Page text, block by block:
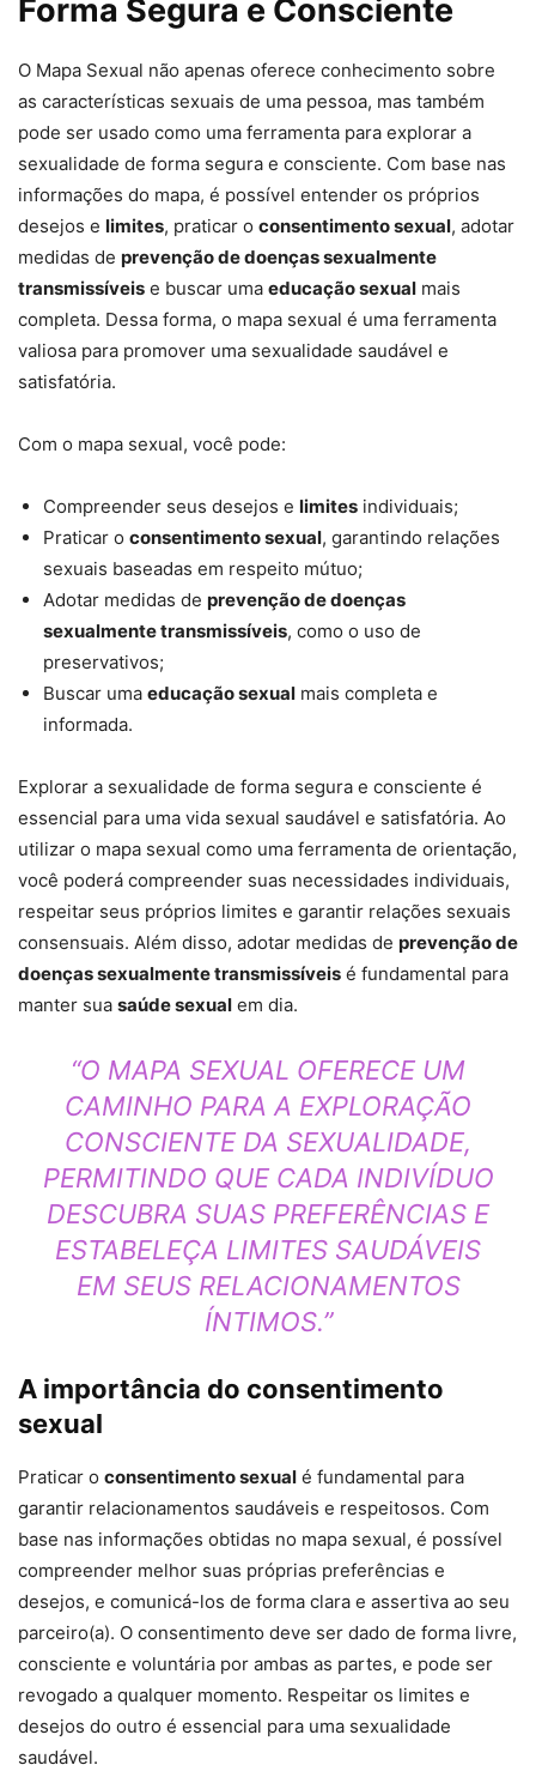
Forma Segura e Consciente
O Mapa Sexual não apenas oferece conhecimento sobre
as características sexuais de uma pessoa, mas também
pode ser usado como uma ferramenta para explorar a
sexualidade de forma segura e consciente. Com base nas
informações do mapa, é possível entender os próprios
desejos e limites, praticar o consentimento sexual, adotar
medidas de prevenção de doenças sexualmente
transmissíveis e buscar uma educação sexual mais
completa. Dessa forma, o mapa sexual é uma ferramenta
valiosa para promover uma sexualidade saudável e
satisfatória.
Com o mapa sexual, você pode:
Compreender seus desejos e limites individuais;
Praticar o consentimento sexual, garantindo relações
sexuais baseadas em respeito mútuo;
Adotar medidas de prevenção de doenças
sexualmente transmissíveis, como o uso de
preservativos;
Buscar uma educação sexual mais completa e
informada.
Explorar a sexualidade de forma segura e consciente é
essencial para uma vida sexual saudável e satisfatória. Ao
utilizar o mapa sexual como uma ferramenta de orientação,
você poderá compreender suas necessidades individuais,
respeitar seus próprios limites e garantir relações sexuais
consensuais. Além disso, adotar medidas de prevenção de
doenças sexualmente transmissíveis é fundamental para
manter sua saúde sexual em dia.
“O MAPA SEXUAL OFERECE UM
CAMINHO PARA A EXPLORAÇÃO
CONSCIENTE DA SEXUALIDADE,
PERMITINDO QUE CADA INDIVÍDUO
DESCUBRA SUAS PREFERÊNCIAS E
ESTABELEÇA LIMITES SAUDÁVEIS
EM SEUS RELACIONAMENTOS
ÍNTIMOS.”
A importância do consentimento
sexual
Praticar o consentimento sexual é fundamental para
garantir relacionamentos saudáveis e respeitosos. Com
base nas informações obtidas no mapa sexual, é possível
compreender melhor suas próprias preferências e
desejos, e comunicá-los de forma clara e assertiva ao seu
parceiro(a). O consentimento deve ser dado de forma livre,
consciente e voluntária por ambas as partes, e pode ser
revogado a qualquer momento. Respeitar os limites e
desejos do outro é essencial para uma sexualidade
saudável.